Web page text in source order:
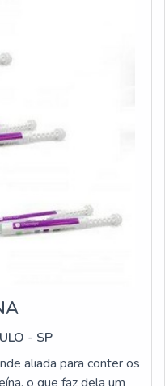
- SP
aliada para conter os